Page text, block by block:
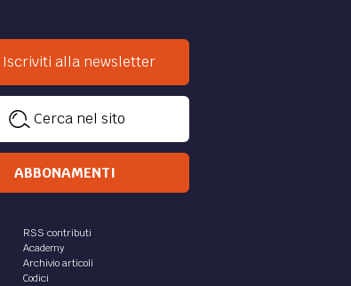
Iscriviti alla newsletter
Cerca nel sito
ABBONAMENTI
RSS contributi
Academy
Archivio articoli
Codici